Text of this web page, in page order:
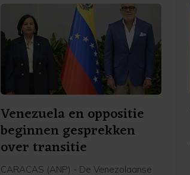
Venezuela en oppositie
beginnen gesprekken
over transitie
CARACAS (ANP) - De Venezolaanse